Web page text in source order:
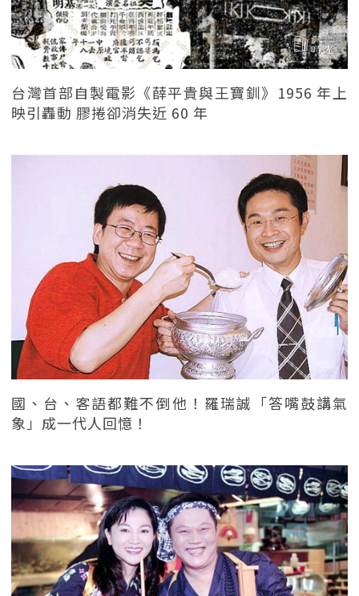
台灣首部自製電影《薛平貴與王寶釧》1956 年上
映引轟動 膠捲卻消失近 60 年
國、台、客語都難不倒他！羅瑞誠「答嘴鼓講氣
象」成一代人回憶！